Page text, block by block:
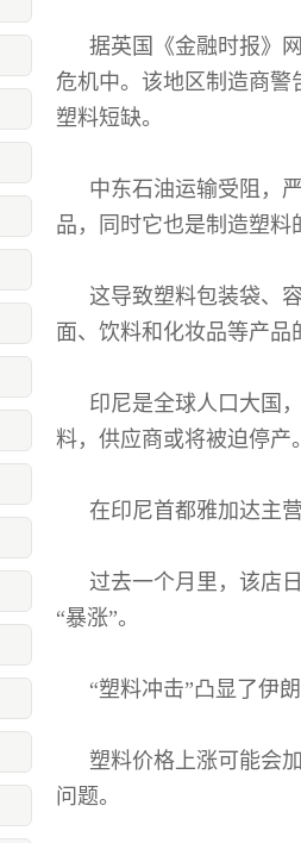
据英国《金融时报》
危机中。该地区制造商
塑料短缺。
中东石油运输受阻，
品，同时它也是制造塑料
这导致塑料包装袋、
面、饮料和化妆品等产品
印尼是全球人口大国
料，供应商或将被迫停产。
在印尼首都雅加达主
过去一个月里，该店
“暴涨”。
“塑料冲击”凸显了伊
塑料价格上涨可能会
问题。